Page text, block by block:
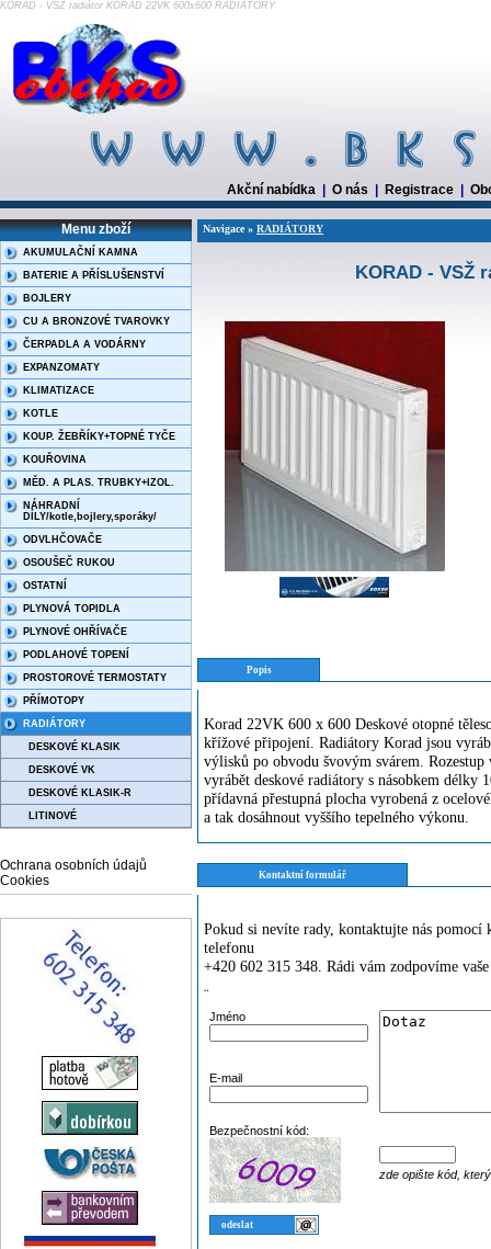
KORAD - VSŽ radiátor KORAD 22VK 600x600 RADIÁTORY
Akční nabídka O nás Registrace
Menu zboží
AKUMULAČNÍ KAMNA
BATERIE A PŘÍSLUŠENSTVÍ
BOJLERY
CU A BRONZOVÉ TVAROVKY
ČERPADLA A VODÁRNY
EXPANZOMATY
KLIMATIZACE
KOTLE
KOUP. ŽEBŘÍKY+TOPNÉ TYČE
KOUŘOVINA
MĚD. A PLAS. TRUBKY+IZOL.
NÁHRADNÍ
DÍLY/kotle,bojlery,sporáky/
ODVLHČOVAČE
OSOUŠEČ RUKOU
OSTATNÍ
PLYNOVÁ TOPIDLA
PLYNOVÉ OHŘÍVAČE
PODLAHOVÉ TOPENÍ
PROSTOROVÉ TERMOSTATY
PŘÍMOTOPY
RADIÁTORY
DESKOVÉ KLASIK
DESKOVÉ VK
DESKOVÉ KLASIK-R
LITINOVÉ
Ochrana osobních údajů
Cookies
Navigace » RADIÁTORY
KORAD - VSŽ
Popis
Korad 22VK 600 x 600 Deskové otopné
křížové připojení. Radiátory Korad jsou
výlisků po obvodu švovým svárem.
vyrábět deskové radiátory s násobkem
přídavná přestupná plocha vyrobená z
a tak dosáhnout vyššího tepelného výkonu.
Kontaktní formulář
Pokud si nevíte rady, kontaktujte nás
telefonu
+420 602 315 348. Rádi vám zodpovíme
¨
Jméno
E-mail
Bezpečnostní kód:
zde opište kód,